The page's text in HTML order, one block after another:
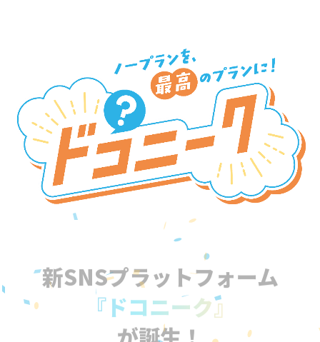
新SNSプラットフォーム
『ドコニーク』
が誕生！